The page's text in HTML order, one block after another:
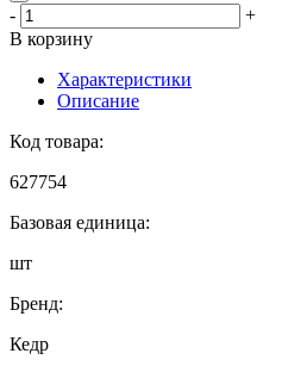
-
+
В корзину
Характеристики
Описание
Код товара:
627754
Базовая единица:
шт
Бренд:
Кедр